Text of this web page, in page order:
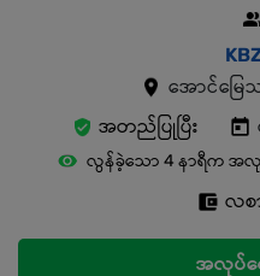
အောင်မြေ
အတည်ပြုပြီး
လွန်ခဲ့သော 4 နာရီက အ
လစ
အလုပ်လ